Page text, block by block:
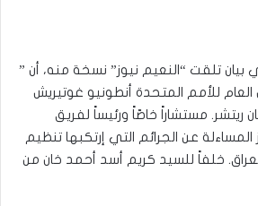
بيان تلقت “النعيم نيوز” نسخة منه، أن ”
العام للأمم المتحدة أنطونيو غوتيريش
ريتشر. مستشاراً خاصّاً ورئيساً لفريق
عن الجرائم التي إرتكبها تنظيم
خلفاً للسيد كريم أسد أحمد خان من